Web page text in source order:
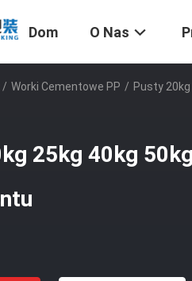
Dom O Nas
/ Worki Cementowe PP / Pusty
25kg 40kg